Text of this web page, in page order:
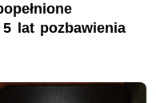
lat pozbawienia